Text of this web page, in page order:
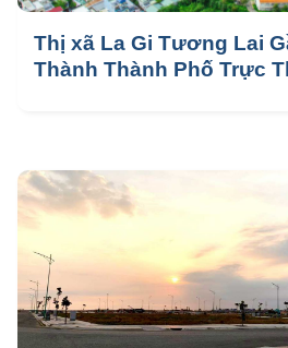
Thị xã La Gi Tương Lai
Thành Thành Phố Trực